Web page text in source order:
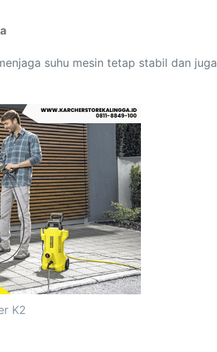
suhu mesin tetap stabil dan juga
K2